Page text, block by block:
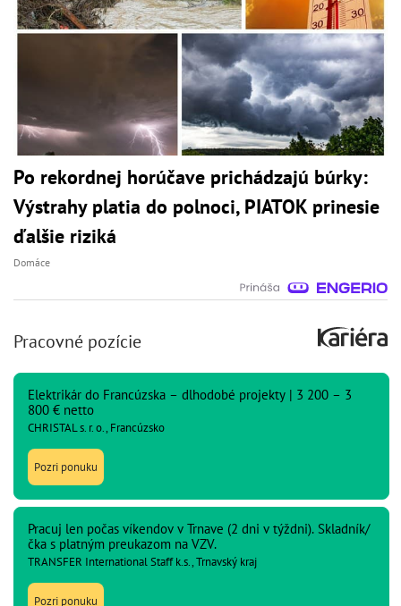
Po rekordnej horúčave prichádzajú búrky:
Výstrahy platia do polnoci, PIATOK prinesie
ďalšie riziká
Domáce
Pracovné pozície
Elektrikár do Francúzska – dlhodobé projekty | 3 200 – 3
800 € netto
CHRISTAL s. r. o., Francúzsko
Pozri ponuku
Pracuj len počas víkendov v Trnave (2 dni v týždni). Skladník/
čka s platným preukazom na VZV.
TRANSFER International Staff k.s., Trnavský kraj
Pozri ponuku